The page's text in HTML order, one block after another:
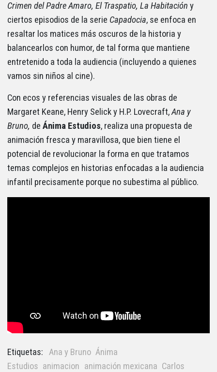
Crimen del Padre Amaro, El Traspatio, La Habitación y
ciertos episodios de la serie Capadocia, se enfoca en
resaltar los matices más oscuros de la historia y
balancearlos con humor, de tal forma que mantiene
entretenido a toda la audiencia (incluyendo a quienes
vamos sin niños al cine).
Con ecos y referencias visuales de las obras de
Margaret Keane, Henry Selick y H.P. Lovecraft,Ana y
Bruno, de Ánima Estudios, realiza una propuesta de
animación fresca y maravillosa, que bien tiene el
potencial de revolucionar la forma en que tratamos
temas complejos en historias enfocadas a la audiencia
infantil precisamente porque no subestima al público.
Etiquetas: Ana y Bruno Ánima
Estudios animacion animación mexicana Carlos